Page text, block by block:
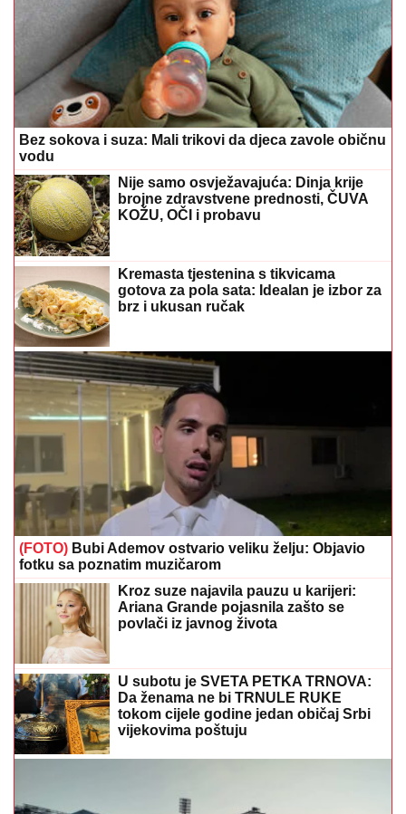
Bez sokova i suza: Mali trikovi da djeca zavole običnu
vodu
Nije samo osvježavajuća: Dinja krije
brojne zdravstvene prednosti, ČUVA
KOŽU, OČI i probavu
Kremasta tjestenina s tikvicama
gotova za pola sata: Idealan je izbor za
brz i ukusan ručak
(FOTO) Bubi Ademov ostvario veliku želju: Objavio
fotku sa poznatim muzičarom
Kroz suze najavila pauzu u karijeri:
Ariana Grande pojasnila zašto se
povlači iz javnog života
U subotu je SVETA PETKA TRNOVA:
Da ženama ne bi TRNULE RUKE
tokom cijele godine jedan običaj Srbi
vijekovima poštuju